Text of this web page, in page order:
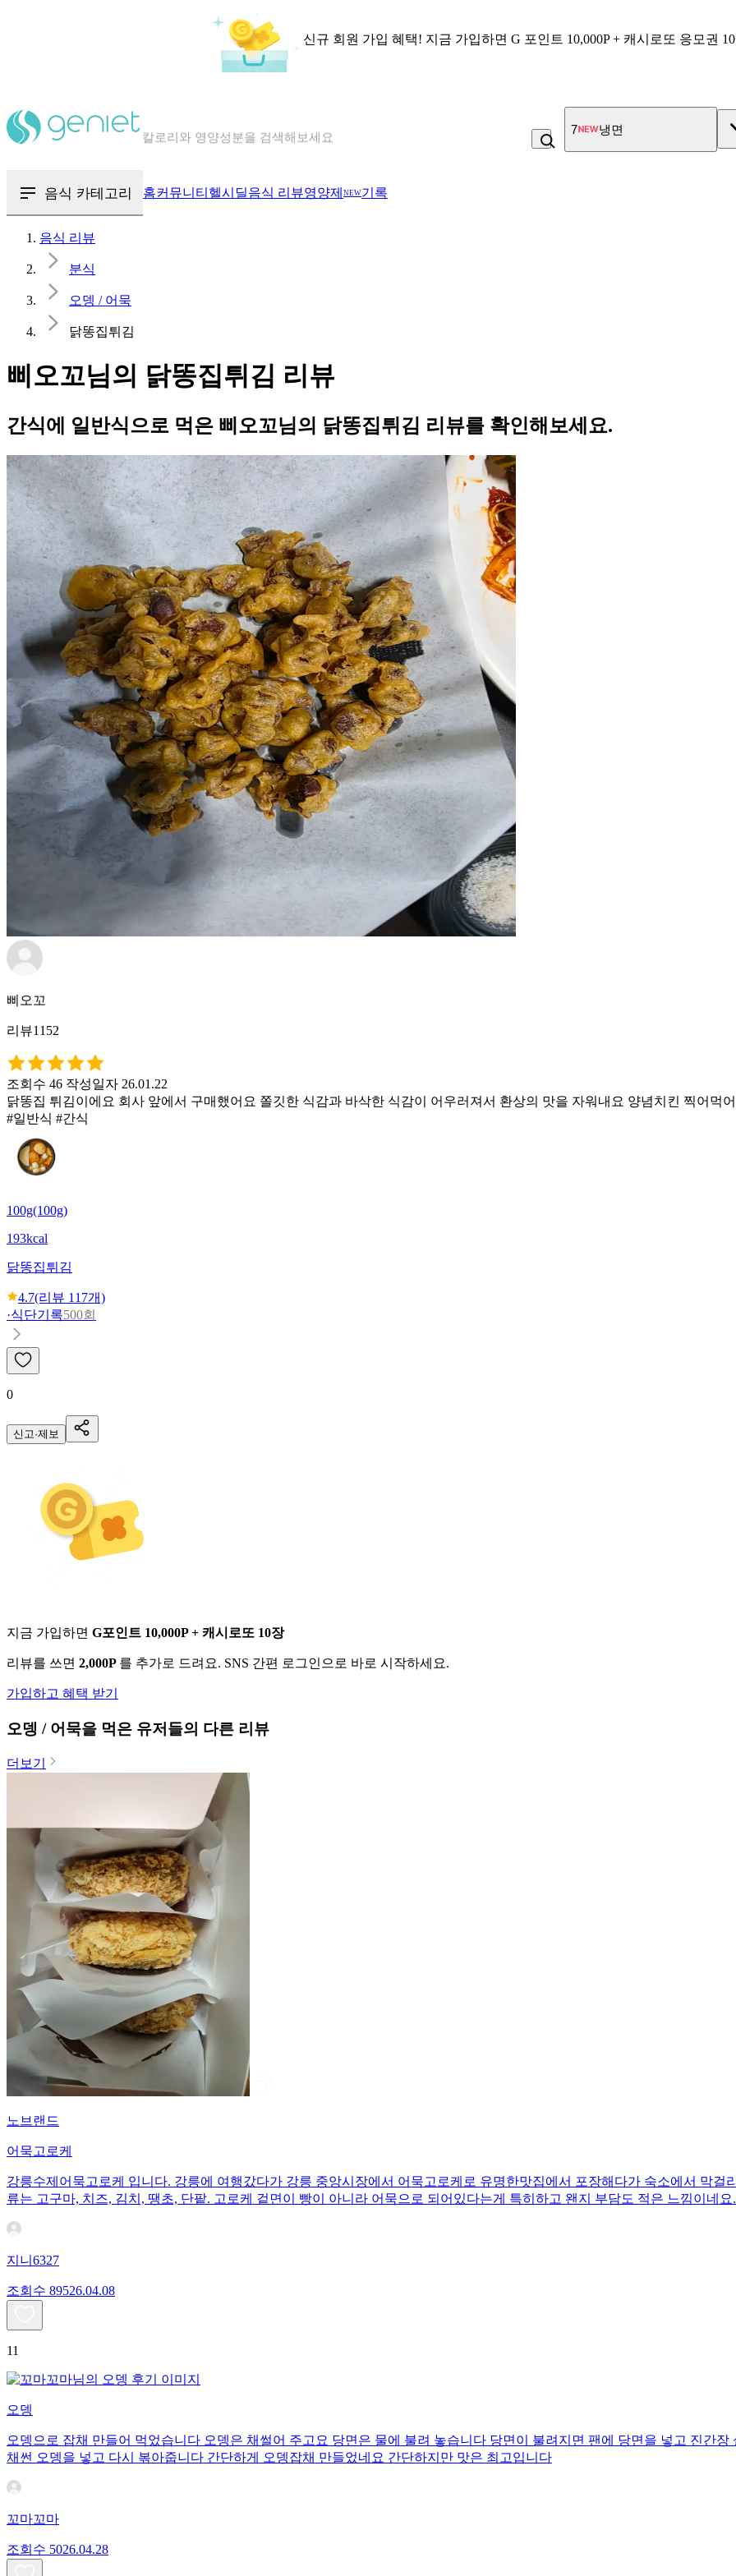
신규 회원 가입 혜택! 지금 가입하면 G 포인트 10,000P + 캐시로또 응모권
혈당 · 다이어트 음식 검색해보세요
7 냉면
음식 카테고리 홈커뮤니티 헬시딜음식 리뷰영양제 NEW기록
음식 리뷰
분식
오뎅 / 어묵
닭똥집튀김
삐오꼬님의 닭똥집튀김 리뷰
간식에 일반식으로 먹은 삐오꼬님의 닭똥집튀김 리뷰를 확인해보세요.
삐오꼬
리뷰1152
조회수 46 작성일자 26.01.22
닭똥집 튀김이에요 회사 앞에서 구매했어요 쫄깃한 식감과 바삭한 식감이 어우러져서 환상의 맛을 자워내요 양념치킨 찍어먹
#일반식 #간식
100g(100g)
193kcal
닭똥집튀김
4.7(리뷰 117개)
·식단기록500회
0
신고·제보
지금 가입하면 G포인트 10,000P + 캐시로또 10장
리뷰를 쓰면 2,000P 를 추가로 드려요. SNS 간편 로그인으로 바로 시작하세요.
가입하고 혜택 받기
오뎅 / 어묵을 먹은 유저들의 다른 리뷰
더보기
노브랜드
어묵고로케
강릉수제어묵고로케 입니다. 강릉에 여행갔다가 강릉 중앙시장에서 어묵고로케로 유명한맛집에서 포장해다가 숙소에서 막걸
류는 고구마, 치즈, 김치, 땡초, 단팥. 고로케 겉면이 빵이 아니라 어묵으로 되어있다는게 특히하고 왠지 부담도 적은 느낌이네
지니6327
조회수 89526.04.08
11
오뎅
오뎅으로 잡채 만들어 먹었습니다 오뎅은 채썰어 주고요 당면은 물에 불려 놓습니다 당면이 불려지면 팬에 당면을 넣고 진간
채썬 오뎅을 넣고 다시 볶아줍니다 간단하게 오뎅잡채 만들었네요 간단하지만 맛은 최고입니다
꼬마꼬마
조회수 5026.04.28